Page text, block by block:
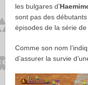
les bulgares d’
sont pas des
épisodes de la série
Comme son nom
d’assurer la survie